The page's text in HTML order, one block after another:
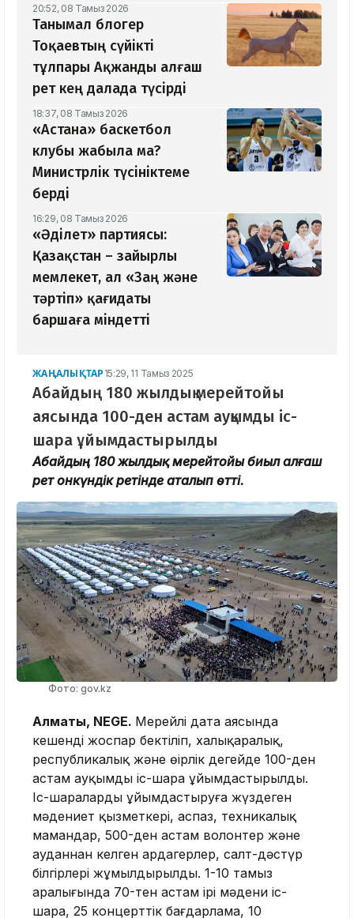
20:52, 08 Тамыз 2026
Танымал блогер
Тоқаевтың сүйікті
тұлпары Ақжанды алғаш
рет кең далада түсірді
18:37, 08 Тамыз 2026
«Астана» баскетбол
клубы жабыла ма?
Министрлік түсініктеме
берді
16:29, 08 Тамыз 2026
«Әділет» партиясы:
Қазақстан – зайырлы
мемлекет, ал «Заң және
тәртіп» қағидаты
баршаға міндетті
ЖАҢАЛЫҚТАР 15:29, 11 Тамыз 2025
Абайдың 180 жылдық мерейтойы
аясында 100-ден астам ауқымды іс-
шара ұйымдастырылды
Абайдың 180 жылдық мерейтойы биыл алғаш
рет онкүндік ретінде аталып өтті.
Фото: gov.kz
Алматы, NEGE. Мерейлі дата аясында
кешенді жоспар бектіліп, халықаралық,
республикалық және өңірлік деңгейде 100-ден
астам ауқымды іс-шара ұйымдастырылды.
Іс-шараларды ұйымдастыруға жүздеген
мәдениет қызметкері, аспаз, техникалық
мамандар, 500-ден астам волонтер және
ауданнан келген ардагерлер, салт-дәстүр
білгірлері жұмылдырылды. 1-10 тамыз
аралығында 70-тен астам ірі мәдени іс-
шара, 25 концерттік бағдарлама, 10